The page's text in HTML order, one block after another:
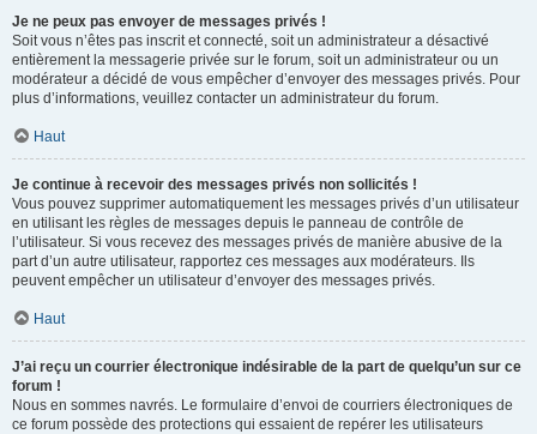
Je ne peux pas envoyer de messages privés !
Soit vous n’êtes pas inscrit et connecté, soit un administrateur a désactivé
entièrement la messagerie privée sur le forum, soit un administrateur ou un
modérateur a décidé de vous empêcher d’envoyer des messages privés. Pour
plus d’informations, veuillez contacter un administrateur du forum.
Haut
Je continue à recevoir des messages privés non sollicités !
Vous pouvez supprimer automatiquement les messages privés d’un utilisateur
en utilisant les règles de messages depuis le panneau de contrôle de
l’utilisateur. Si vous recevez des messages privés de manière abusive de la
part d’un autre utilisateur, rapportez ces messages aux modérateurs. Ils
peuvent empêcher un utilisateur d’envoyer des messages privés.
Haut
J’ai reçu un courrier électronique indésirable de la part de quelqu’un sur ce
forum !
Nous en sommes navrés. Le formulaire d’envoi de courriers électroniques de
ce forum possède des protections qui essaient de repérer les utilisateurs